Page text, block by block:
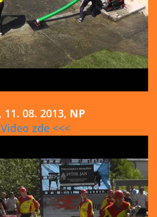
11. 08. 2013, NP
zde <<<